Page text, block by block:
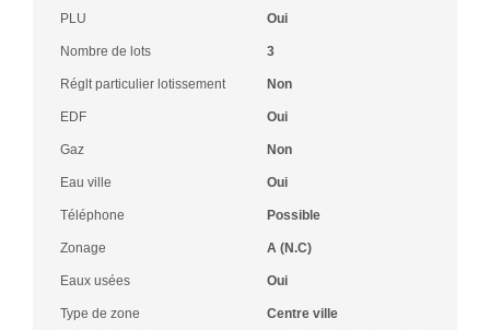
PLU Oui
Nombre de lots 3
Réglt particulier lotissement Non
EDF Oui
Gaz Non
Eau ville Oui
Téléphone Possible
Zonage A (N.C)
Eaux usées Oui
Type de zone Centre ville